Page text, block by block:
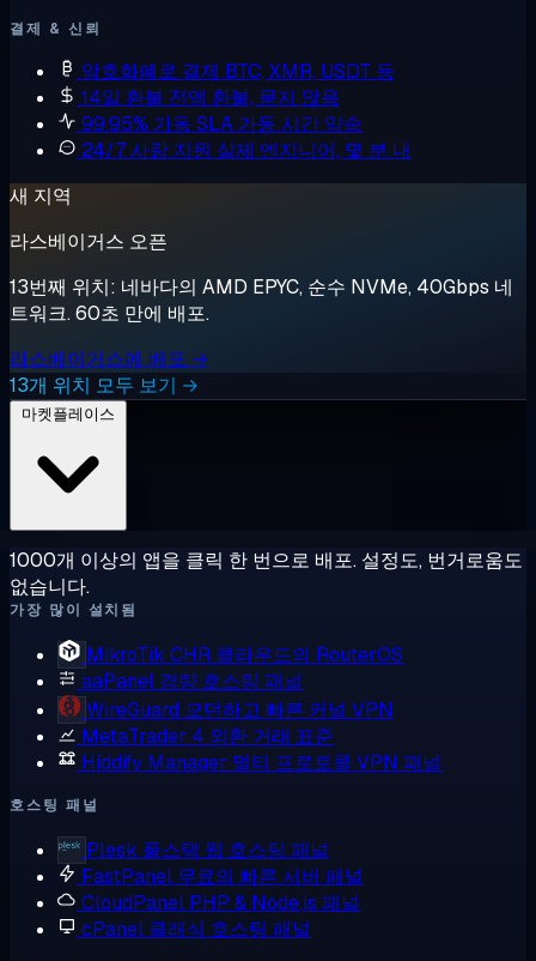
결제 & 신뢰
암호화폐로 결제 BTC, XMR, USDT 등
14일 환불 전액 환불, 묻지 않음
99.95% 가동 SLA 가동 시간 약속
24/7 사람 지원 실제 엔지니어, 몇 분 내
새 지역
라스베이거스 오픈
13번째 위치: 네바다의 AMD EPYC, 순수 NVMe, 40Gbps 네
트워크. 60초 만에 배포.
라스베이거스에 배포 →
13개 위치 모두 보기 →
1000개 이상의 앱을 클릭 한 번으로 배포. 설정도, 번거로움도
없습니다.
가장 많이 설치됨
MikroTik CHR 클라우드의 RouterOS
aaPanel 경량 호스팅 패널
WireGuard 모던하고 빠른 커널 VPN
MetaTrader 4 외환 거래 표준
Hiddify Manager 멀티 프로토콜 VPN 패널
호스팅 패널
Plesk 풀스택 웹 호스팅 패널
FastPanel 무료의 빠른 서버 패널
CloudPanel PHP & Node.js 패널
cPanel 클래식 호스팅 패널